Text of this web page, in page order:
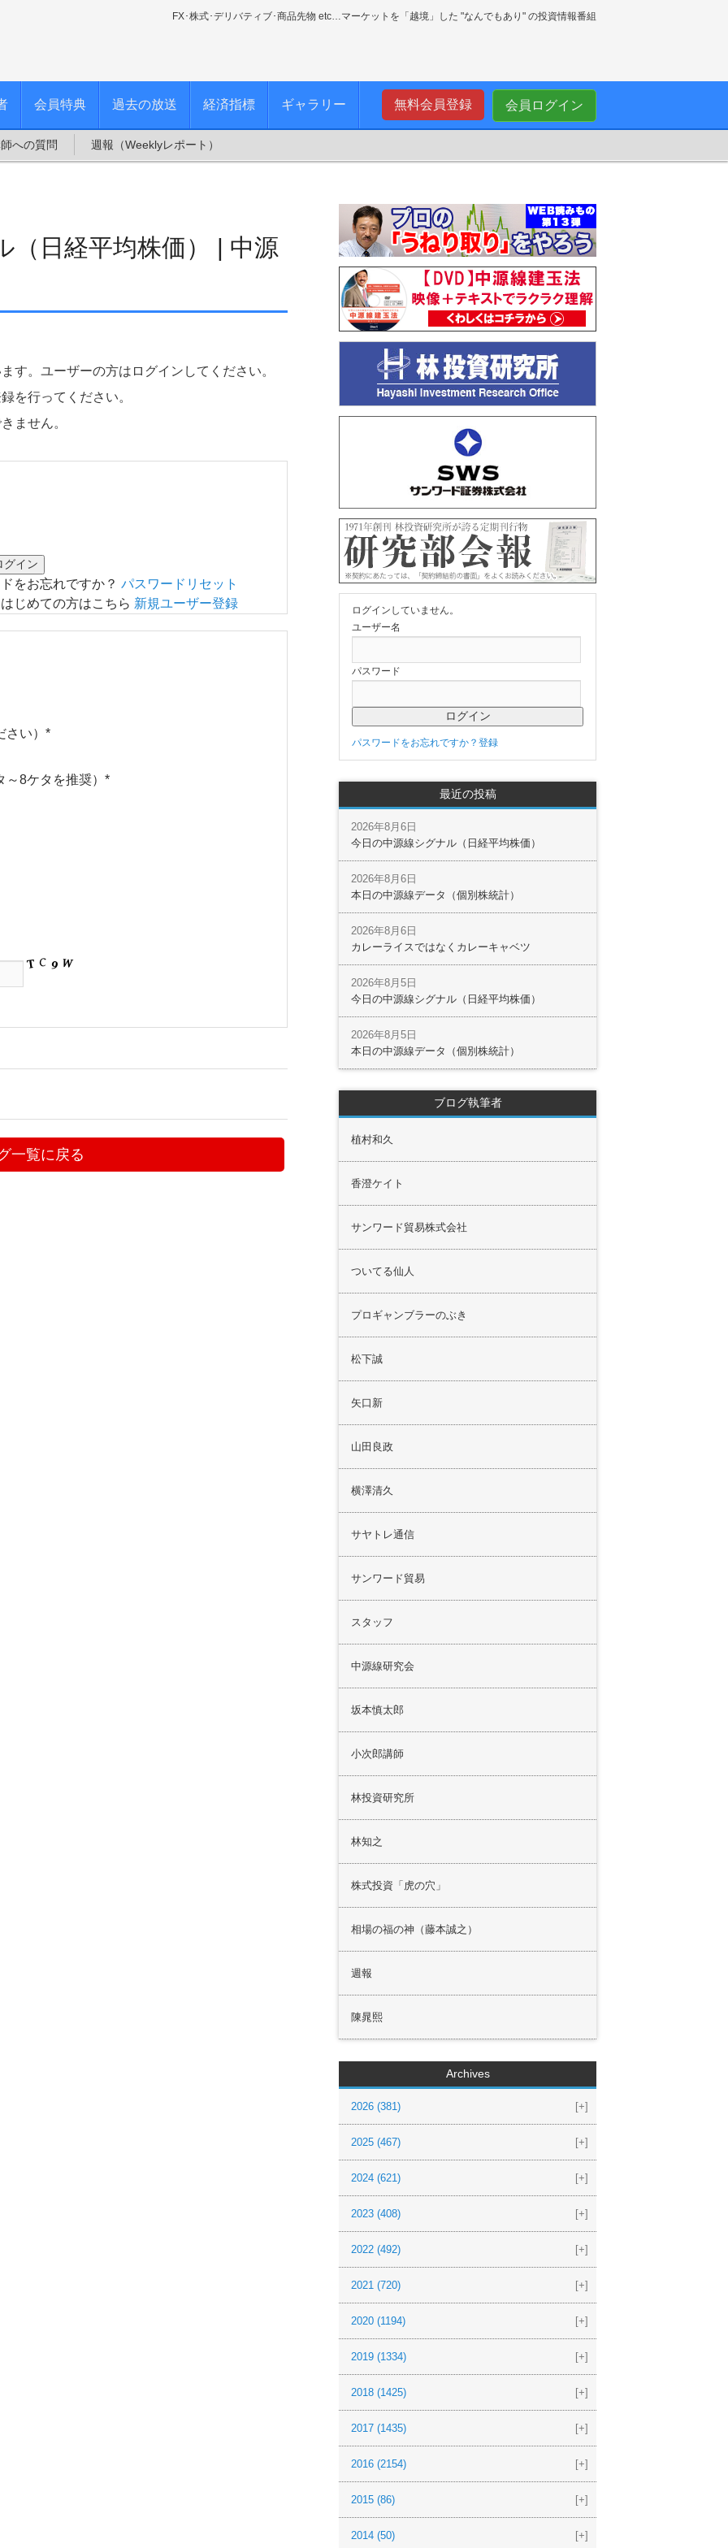
FX･株式･デリバティブ･商品先物 etc…マーケットを「越境」した "なんでもあり" の投資情報番組
会員ログイン
無料会員登録
会員特典 過去の放送 経済指標 ギャラリー
への質問 週報（Weeklyレポート）
（日経平均株価） | 中源
す。ユーザーの方はログインしてください。
を行ってください。
ません。
をお忘れですか？ パスワードリセット
はじめての方はこちら 新規ユーザー登録
い） *
8ケタを推奨） *
一覧に戻る
ログインしていません。
ユーザー名
パスワード
パスワードをお忘れですか？ 登録
最近の投稿
今日の中源線シグナル（日経平均株価）
2026年8月6日
本日の中源線データ（個別株統計）
2026年8月6日
カレーライスではなくカレーキャベツ
2026年8月6日
今日の中源線シグナル（日経平均株価）
2026年8月5日
本日の中源線データ（個別株統計）
2026年8月5日
ブログ執筆者
植村和久
香澄ケイト
サンワード貿易株式会社
ついてる仙人
プロギャンブラーのぶき
松下誠
矢口新
山田良政
横澤清久
サヤトレ通信
サンワード貿易
スタッフ
中源線研究会
坂本慎太郎
小次郎講師
林投資研究所
林知之
株式投資「虎の穴」
相場の福の神（藤本誠之）
週報
陳晁熙
Archives
[+]
2026 (381)
[+]
2025 (467)
[+]
2024 (621)
[+]
2023 (408)
[+]
2022 (492)
[+]
2021 (720)
[+]
2020 (1194)
[+]
2019 (1334)
[+]
2018 (1425)
[+]
2017 (1435)
[+]
2016 (2154)
[+]
2015 (86)
[+]
2014 (50)